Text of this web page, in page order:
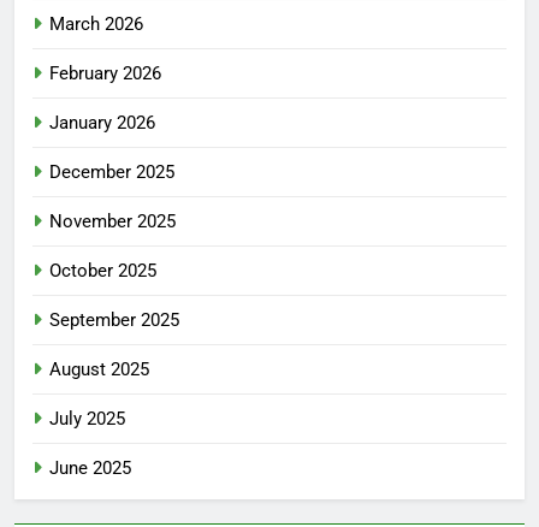
March 2026
February 2026
January 2026
December 2025
November 2025
October 2025
September 2025
August 2025
July 2025
June 2025